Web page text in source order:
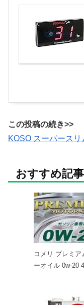
この投稿の続き>>
KOSO スーパース
おすすめ記事
コメリ プレミア
ーオイル 0w-20